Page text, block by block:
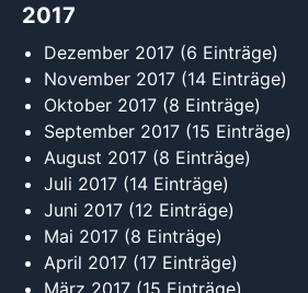
2017
Dezember 2017 (6 Einträge)
November 2017 (14 Einträge)
Oktober 2017 (8 Einträge)
September 2017 (15 Einträge)
August 2017 (8 Einträge)
Juli 2017 (14 Einträge)
Juni 2017 (12 Einträge)
Mai 2017 (8 Einträge)
April 2017 (17 Einträge)